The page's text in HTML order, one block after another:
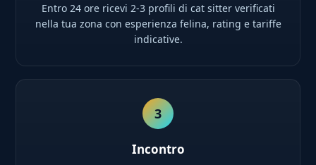
Entro 24 ore ricevi 2-3 profili di cat sitter verificati
nella tua zona con esperienza felina, rating e tariffe
indicative.
3
Incontro